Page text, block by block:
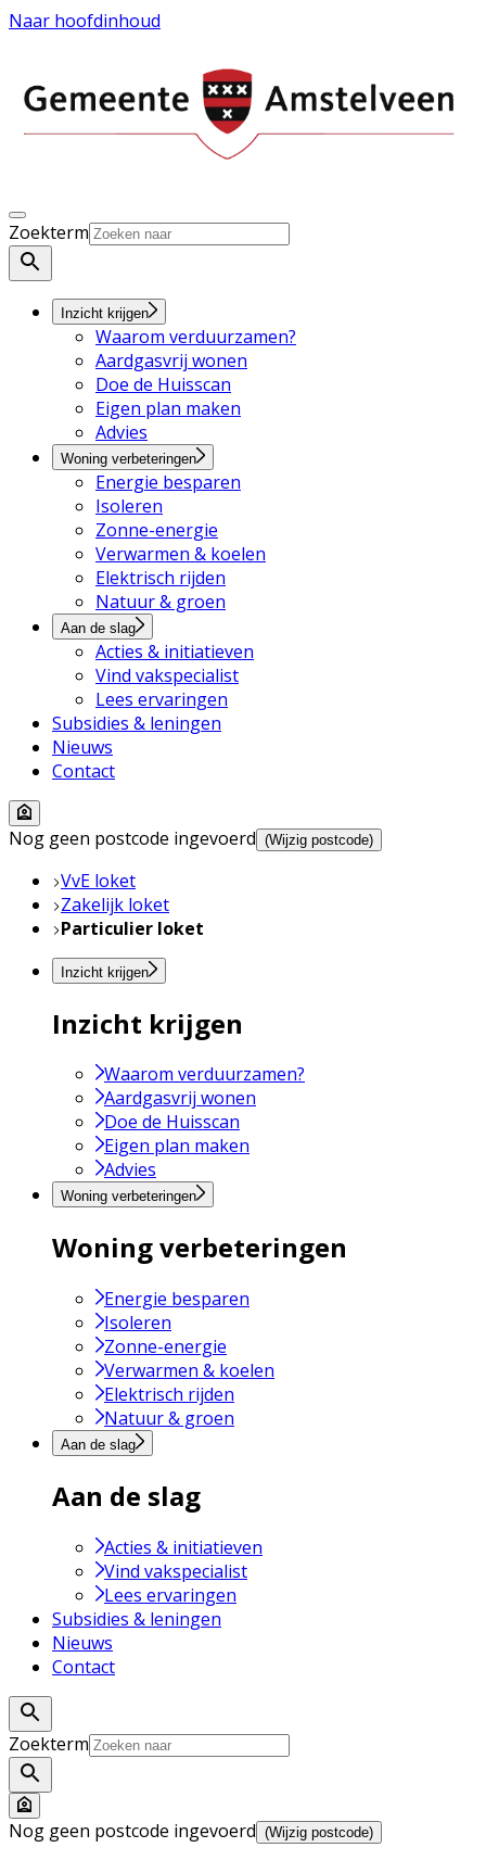
Naar hoofdinhoud
Zoekterm
Inzicht krijgen
Waarom verduurzamen?
Aardgasvrij wonen
Doe de Huisscan
Eigen plan maken
Advies
Woning verbeteringen
Energie besparen
Isoleren
Zonne-energie
Verwarmen & koelen
Elektrisch rijden
Natuur & groen
Aan de slag
Acties & initiatieven
Vind vakspecialist
Lees ervaringen
Subsidies & leningen
Nieuws
Contact
Nog geen postcode ingevoerd (Wijzig postcode)
VvE loket
Zakelijk loket
Particulier loket
Inzicht krijgen
Inzicht krijgen
Waarom verduurzamen?
Aardgasvrij wonen
Doe de Huisscan
Eigen plan maken
Advies
Woning verbeteringen
Woning verbeteringen
Energie besparen
Isoleren
Zonne-energie
Verwarmen & koelen
Elektrisch rijden
Natuur & groen
Aan de slag
Aan de slag
Acties & initiatieven
Vind vakspecialist
Lees ervaringen
Subsidies & leningen
Nieuws
Contact
Zoekterm
Nog geen postcode ingevoerd (Wijzig postcode)